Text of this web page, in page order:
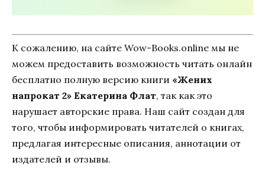
К сожалению, на сайте Wow-Books.online мы не
можем предоставить возможность читать онлайн
бесплатно полную версию книги «Жених
напрокат 2» Екатерина Флат, так как это
нарушает авторские права. Наш сайт создан для
того, чтобы информировать читателей о книгах,
предлагая интересные описания, аннотации от
издателей и отзывы.